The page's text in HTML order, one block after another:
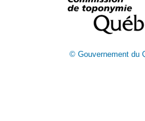
© Gouvernement du